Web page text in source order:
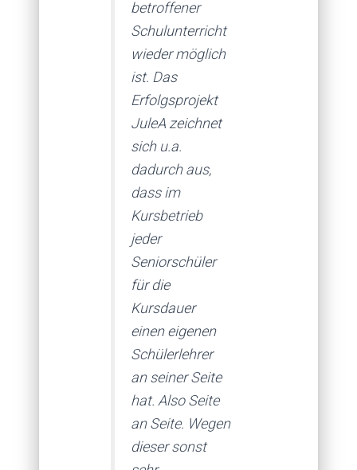
betroffener
Schulunterricht
wieder möglich
ist. Das
Erfolgsprojekt
JuleA zeichnet
sich u.a.
dadurch aus,
dass im
Kursbetrieb
jeder
Seniorschüler
für die
Kursdauer
einen eigenen
Schülerlehrer
an seiner Seite
hat. Also Seite
an Seite. Wegen
dieser sonst